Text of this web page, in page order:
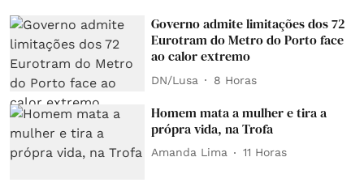
Governo admite limitações dos 72
Eurotram do Metro do Porto face
ao calor extremo
DN/Lusa 8 Horas
Homem mata a mulher e tira a
própra vida, na Trofa
Amanda Lima 11 Horas